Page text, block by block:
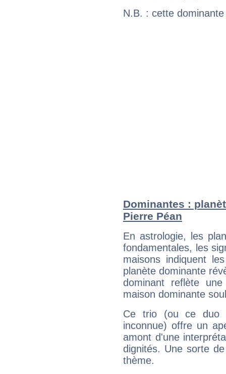
N.B. : cette
Dominantes :
Pierre Péan
En astrologie, les
fondamentales, les
maisons indiquent
planète dominante
dominant reflète
maison dominante
Ce trio (ou ce duo
inconnue) offre un
amont d'une
dignités. Une sorte
thème.